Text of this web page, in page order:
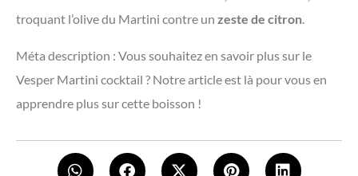
troquant l’olive du Martini contre un zeste de citron.
Méta description : Vous souhaitez en savoir plus sur le
Vesper Martini cocktail ? Notre article est là pour vous en
apprendre plus sur cette boisson !